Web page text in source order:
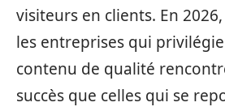
visiteurs en clients. En
les entreprises qui
contenu de qualité
succès que celles qui se